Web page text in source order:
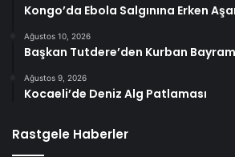
Kongo’da Ebola Salgınına Erken
Ağustos 10, 2026
Başkan Tutdere’den Kurban
Ağustos 9, 2026
Kocaeli’de Deniz Alg Patlaması
Rastgele Haberler